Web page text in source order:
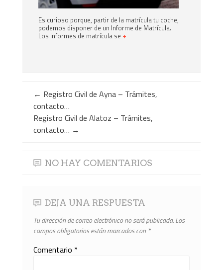
Es curioso porque, partir de la matrícula tu coche,
podemos disponer de un Informe de Matrícula.
Los informes de matrícula se +
← Registro Civil de Ayna – Trámites,
contacto…
Registro Civil de Alatoz – Trámites,
contacto… →
NO HAY COMENTARIOS
DEJA UNA RESPUESTA
Tu dirección de correo electrónico no será publicada.Los
campos obligatorios están marcados con *
Comentario *